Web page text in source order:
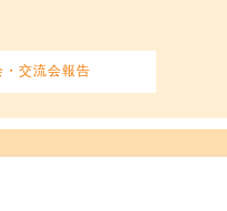
・交流会報告